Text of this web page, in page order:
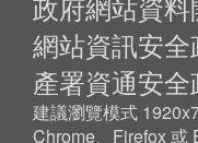
網站資訊安全
產署資通安全
建議瀏覽模式
Chrome、Firefox 或